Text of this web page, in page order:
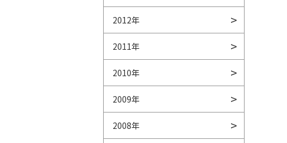
2012年
2011年
2010年
2009年
2008年